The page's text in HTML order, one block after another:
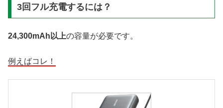
3回フル充電するには？
24,300mAh以上の容量が必要です。
例えばコレ！